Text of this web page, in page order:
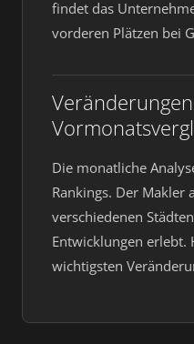
findet das
vorderen Plätzen bei
Die monatliche
Rankings. Der Makler
verschiedenen
Entwicklungen erlebt.
wichtigsten